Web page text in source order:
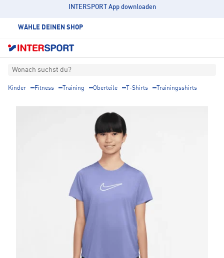
INTERSPORT App downloaden
WÄHLE DEINEN SHOP
Wonach suchst du?
Kinder Fitness Training Oberteile T-Shirts Trainingsshirts